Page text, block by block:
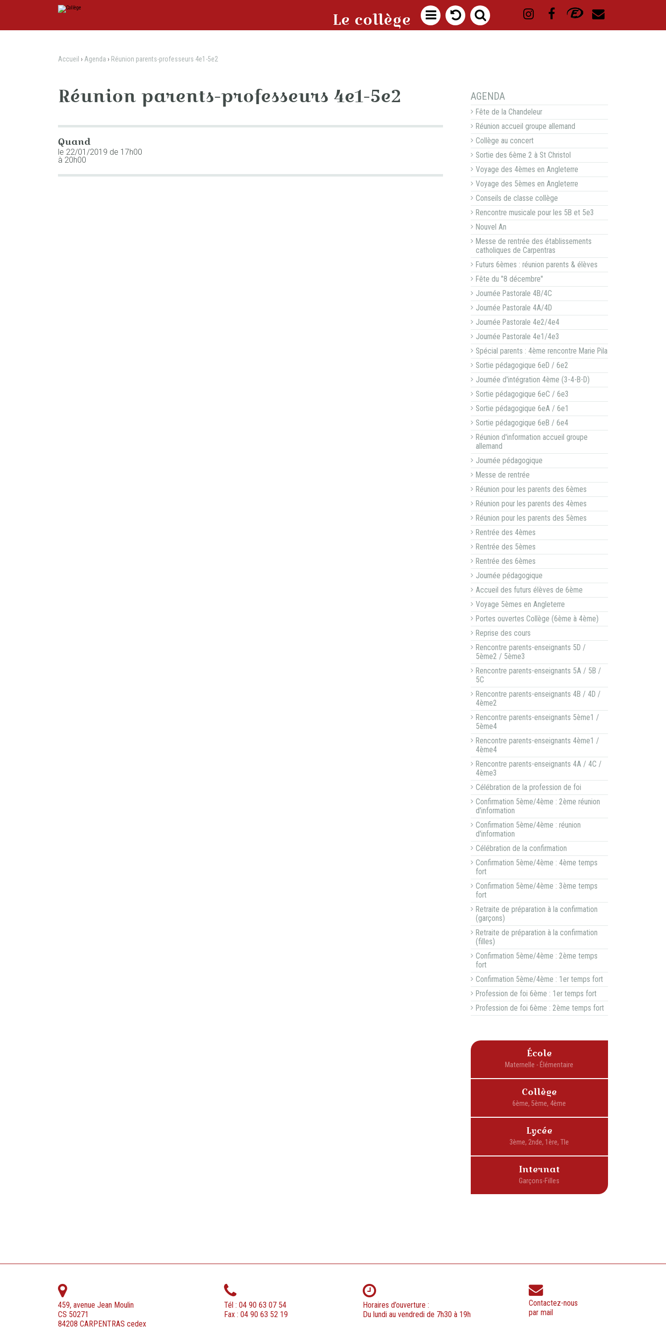
au
contenu.
à
personnels
Le collège 
Accueil › Agenda › Réunion parents-professeurs 4e1-5e2
Réunion parents-professeurs 4e1-5e2
Quand
le 22/01/2019 de 17h00
à 20h00
NAVIGATION
AGENDA
Fête de la Chandeleur
Réunion accueil groupe allemand
Collège au concert
Sortie des 6ème 2 à St Christol
Voyage des 4èmes en Angleterre
Voyage des 5èmes en Angleterre
Conseils de classe collège
Rencontre musicale pour les 5B et 5e3
Nouvel An
Messe de rentrée des établissements
catholiques de Carpentras
Futurs 6èmes : réunion parents & élèves
Fête du "8 décembre"
Journée Pastorale 4B/4C
Journée Pastorale 4A/4D
Journée Pastorale 4e2/4e4
Journée Pastorale 4e1/4e3
Spécial parents : 4ème rencontre Marie Pila
Sortie pédagogique 6eD / 6e2
Journée d'intégration 4ème (3-4-B-D)
Sortie pédagogique 6eC / 6e3
Sortie pédagogique 6eA / 6e1
Sortie pédagogique 6eB / 6e4
Réunion d'information accueil groupe
allemand
Journée pédagogique
Messe de rentrée
Réunion pour les parents des 6èmes
Réunion pour les parents des 4èmes
Réunion pour les parents des 5èmes
Rentrée des 4èmes
Rentrée des 5èmes
Rentrée des 6èmes
Journée pédagogique
Accueil des futurs élèves de 6ème
Voyage 5èmes en Angleterre
Portes ouvertes Collège (6ème à 4ème)
Reprise des cours
Rencontre parents-enseignants 5D /
5ème2 / 5ème3
Rencontre parents-enseignants 5A / 5B /
5C
Rencontre parents-enseignants 4B / 4D /
4ème2
Rencontre parents-enseignants 5ème1 /
5ème4
Rencontre parents-enseignants 4ème1 /
4ème4
Rencontre parents-enseignants 4A / 4C /
4ème3
Célébration de la profession de foi
Confirmation 5ème/4ème : 2ème réunion
d'information
Confirmation 5ème/4ème : réunion
d'information
Célébration de la confirmation
Confirmation 5ème/4ème : 4ème temps
fort
Confirmation 5ème/4ème : 3ème temps
fort
Retraite de préparation à la confirmation
(garçons)
Retraite de préparation à la confirmation
(filles)
Confirmation 5ème/4ème : 2ème temps
fort
Confirmation 5ème/4ème : 1er temps fort
Profession de foi 6ème : 1er temps fort
Profession de foi 6ème : 2ème temps fort
École
Collège
Lycée
Internat
459, avenue Jean Moulin
CS 50271
84208 CARPENTRAS cedex
Tél : 04 90 63 07 54
Fax : 04 90 63 52 19
Horaires d’ouverture :
Du lundi au vendredi de 7h30 à 19h
Contactez-nous
par mail